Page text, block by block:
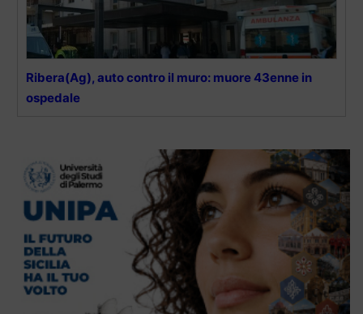
Ribera(Ag), auto contro il muro: muore 43enne in
ospedale